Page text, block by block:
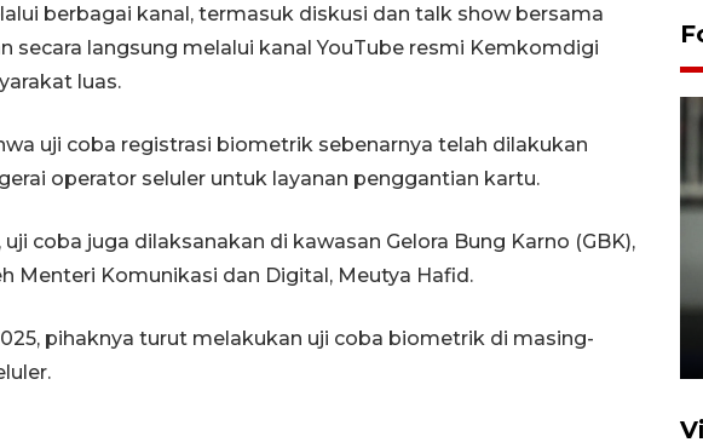
berbagai kanal, termasuk diskusi dan talk show bersama
secara langsung melalui kanal YouTube resmi Kemkomdigi
luas.
uji coba registrasi biometrik sebenarnya telah dilakukan
operator seluler untuk layanan penggantian kartu.
coba juga dilaksanakan di kawasan Gelora Bung Karno (GBK),
Menteri Komunikasi dan Digital, Meutya Hafid.
pihaknya turut melakukan uji coba biometrik di masing-
Karhutla Kalimantan Barat
22 Juli 2026 10:51